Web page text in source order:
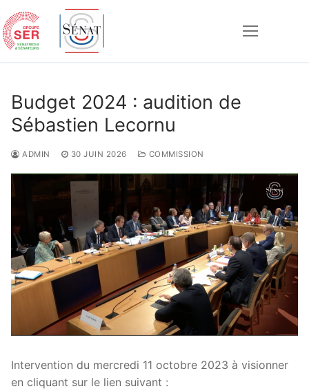
au
contenu
Budget 2024 : audition de
Sébastien Lecornu
ADMIN 30 JUIN 2026 COMMISSION
Intervention du mercredi 11 octobre 2023 à visionner
en cliquant sur le lien suivant :